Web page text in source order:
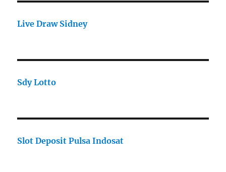
Live Draw Sidney
Sdy Lotto
Slot Deposit Pulsa Indosat